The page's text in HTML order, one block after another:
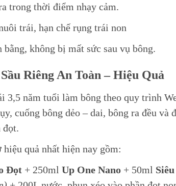
trong thời điểm nhạy cảm.
trái, hạn chế rụng trái non
không bị mất sức sau vụ bông.
Riêng An Toàn – Hiệu Quả
3,5 năm tuổi làm bông theo quy trình
cuống bông dẻo – dai, bông ra đều và
đọt.
hiệu quả nhất hiện nay gồm:
Đọt + 250ml Up One Nano + 50ml